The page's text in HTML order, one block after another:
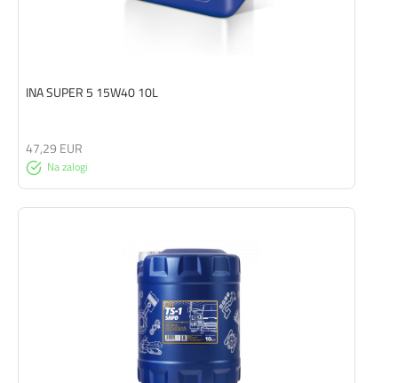
INA SUPER 5 15W40 10L
Na zalogi
47,29 EUR